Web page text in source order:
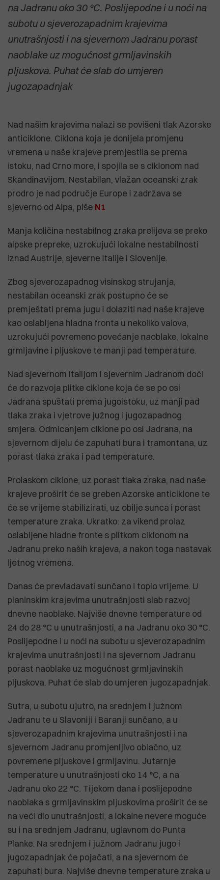
na Jadranu oko 30 °C. Poslijepodne i u noći na
subotu u sjeverozapadnim krajevima
unutrašnjosti i na sjevernom Jadranu porast
naoblake uz mogućnost grmljavinskih
pljuskova. Puhat će slab do umjeren
jugozapadnjak
Nad našim krajevima nalazi se povišeni tlak Azorske
anticiklone. Ciklona koja je donijela promjenu
vremena u naše krajeve premjestila se prema
istoku, nad Crno more, i spojila se s ciklonom nad
Skandinavijom. Nestabilan, vlažan oceanski zrak
prodro je nad područje Europe i zadržava se
sjeverno od Alpa, piše N1
Manja količina nestabilnog zraka prelijeva se preko
alpske prepreke, uzrokujući lokalne nestabilnosti
iznad Austrije, sjeverne Italije i Slovenije.
Zbog sjeverozapadnog visinskog strujanja,
nestabilan oceanski zrak postupno će se
premještati prema jugu i dolaziti nad naše krajeve
kao oslabljena hladna fronta u nekoliko valova,
uzrokujući povremeno povećanje naoblake, lokalne
grmljavine i pljuskove te manji pad temperature.
Nad sjevernom Italijom i sjevernim Jadranom doći
će do razvoja plitke ciklone koja će se po osi
Jadrana spuštati prema jugoistoku, uz manji pad
tlaka zraka i vjetrove južnog i jugozapadnog
smjera. Odmicanjem ciklone po osi Jadrana, na
sjevernom dijelu će zapuhati bura i tramontana, uz
porast tlaka zraka i pad temperature.
Prolaskom ciklone, uz porast tlaka zraka, nad naše
krajeve proširit će se greben Azorske anticiklone te
će se vrijeme stabilizirati, uz obilje sunca i porast
temperature zraka. Ukratko: za vikend prolaz
oslabljene hladne fronte s plitkom ciklonom na
Jadranu preko naših krajeva, a nakon toga nastavak
ljetnog vremena.
Danas će prevladavati sunčano i toplo vrijeme. U
planinskim krajevima unutrašnjosti slab razvoj
dnevne naoblake. Najviše dnevne temperature od
24 do 28 °C u unutrašnjosti, a na Jadranu oko 30 °C.
Poslijepodne i u noći na subotu u sjeverozapadnim
krajevima unutrašnjosti i na sjevernom Jadranu
porast naoblake uz mogućnost grmljavinskih
pljuskova. Puhat će slab do umjeren jugozapadnjak.
Sutra, u subotu ujutro, na srednjem i južnom
Jadranu te u Slavoniji i Baranji sunčano, a u
sjeverozapadnim krajevima unutrašnjosti i na
sjevernom Jadranu promjenljivo oblačno, uz
povremene pljuskove i grmljavinu. Jutarnje
temperature u unutrašnjosti oko 14 °C, a na
Jadranu oko 22 °C. Tijekom dana i poslijepodne
naoblaka s grmljavinskim pljuskovima proširit će se
na veći dio unutrašnjosti, a lokalne nevere moguće
su i na srednjem Jadranu, uglavnom do Punta
Planke. Na srednjem i južnom Jadranu jugo i
jugozapadnjak će pojačati, a na sjevernom će
zapuhati bura. Najviše dnevne temperature zraka u